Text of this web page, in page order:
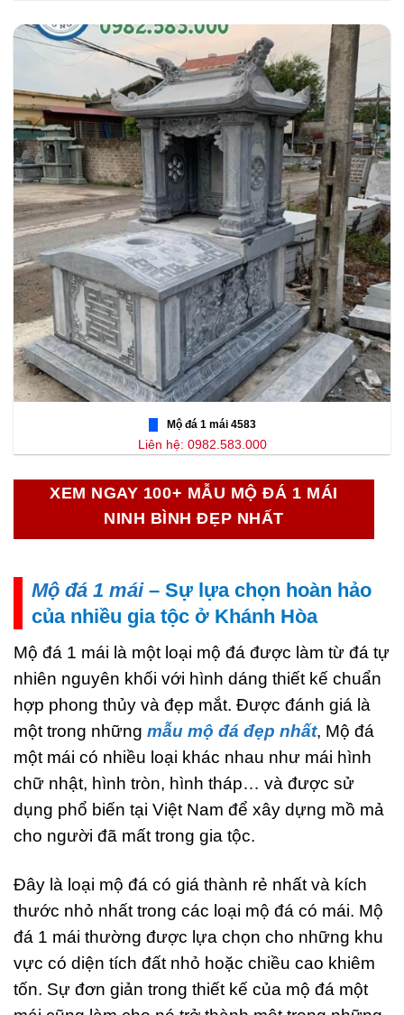
Mộ đá 1 mái 4583
Liên hệ: 0982.583.000
XEM NGAY 100+ MẪU MỘ ĐÁ 1 MÁI
NINH BÌNH ĐẸP NHẤT
Mộ đá 1 mái– Sự lựa chọn hoàn hảo
của nhiều gia tộc ở Khánh Hòa
Mộ đá 1 mái là một loại mộ đá được làm từ đá tự
nhiên nguyên khối với hình dáng thiết kế chuẩn
hợp phong thủy và đẹp mắt. Được đánh giá là
một trong những mẫu mộ đá đẹp nhất, Mộ đá
một mái có nhiều loại khác nhau như mái hình
chữ nhật, hình tròn, hình tháp… và được sử
dụng phổ biến tại Việt Nam để xây dựng mồ mả
cho người đã mất trong gia tộc.
Đây là loại mộ đá có giá thành rẻ nhất và kích
thước nhỏ nhất trong các loại mộ đá có mái. Mộ
đá 1 mái thường được lựa chọn cho những khu
vực có diện tích đất nhỏ hoặc chiều cao khiêm
tốn. Sự đơn giản trong thiết kế của mộ đá một